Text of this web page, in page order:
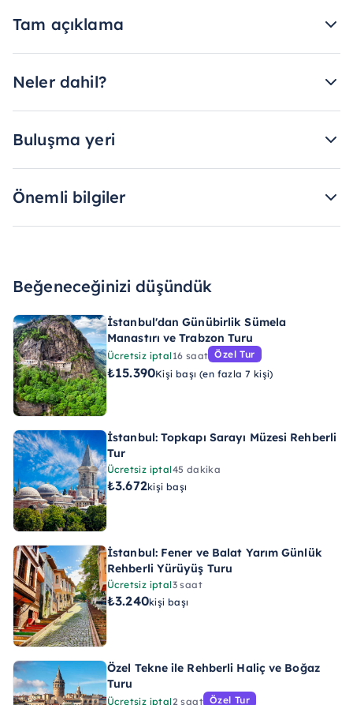
Tam açıklama
Neler dahil?
Buluşma yeri
Önemli bilgiler
Beğeneceğinizi düşündük
İstanbul'dan Günübirlik Sümela
Manastırı ve Trabzon Turu
Ücretsiz iptal16 saat Özel Tur
₺15.390Kişi başı (en fazla 7 kişi)
İstanbul: Topkapı Sarayı Müzesi Rehberli
Tur
Ücretsiz iptal45 dakika
₺3.672kişi başı
İstanbul: Fener ve Balat Yarım Günlük
Rehberli Yürüyüş Turu
Ücretsiz iptal3 saat
₺3.240kişi başı
Özel Tekne ile Rehberli Haliç ve Boğaz
Turu
Ücretsiz iptal2 saat Özel Tur